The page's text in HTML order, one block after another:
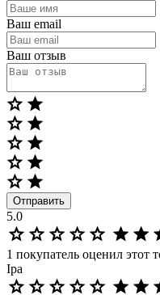
Ваш email
Ваш отзыв
Отправить
5.0
1 покупатель оценил этот
Іра